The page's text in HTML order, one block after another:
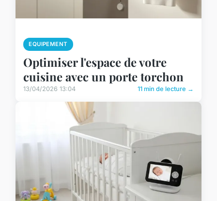
EQUIPEMENT
Optimiser l'espace de votre
cuisine avec un porte torchon
13/04/2026 13:04 11 min de lecture →